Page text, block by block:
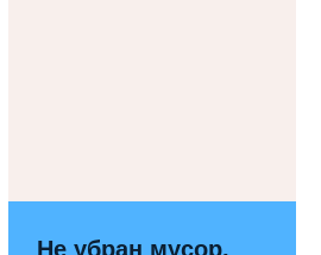
Не убран мусор,